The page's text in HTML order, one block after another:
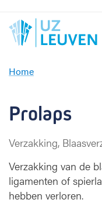
Home
o
l
p
Prolaps
Verzakking,
Verzakking van de
ligamenten of
hebben verloren.